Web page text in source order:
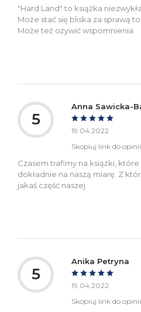
"Hard Land" to książka
Może stać się bliska za sprawą
Może też ożywić wspomnienia
5
Anna Sawicka-
19.04.2022
Skopiuj link do opinii
Czasem trafimy na książki,
dokładnie na naszą miarę. Z
jakaś część naszej
5
Anika Petryna
19.04.2022
Skopiuj link do opinii